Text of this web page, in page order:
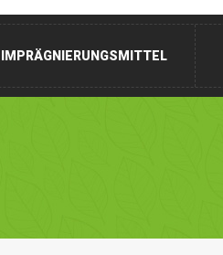
IMPRÄGNIERUNGSMITTEL